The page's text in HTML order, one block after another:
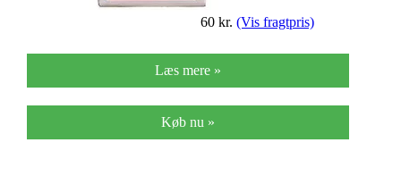
60 kr. (Vis fragtpris)
Læs mere »
Køb nu »